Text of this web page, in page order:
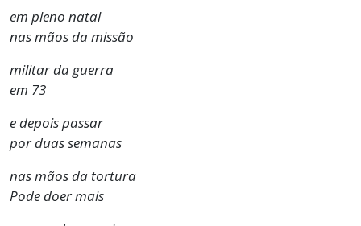
em pleno natal
nas mãos da missão
militar da guerra
em 73
e depois passar
por duas semanas
nas mãos da tortura
Pode doer mais